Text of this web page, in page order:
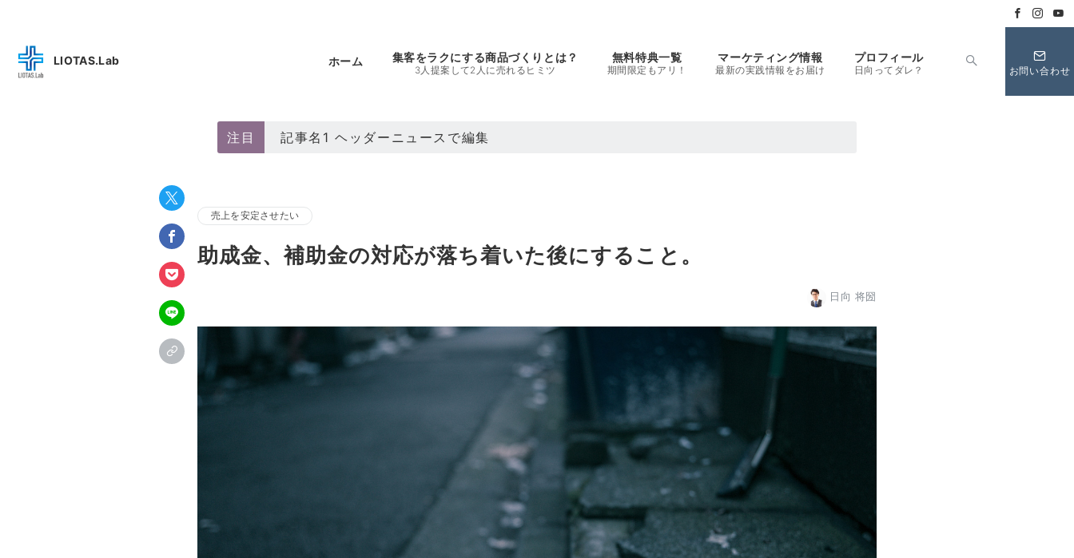
LIOTAS.Lab ホーム 集客をラクにする商品づくりとは？
3人提案して2人に売れるヒミツ
無料特典一覧
期間限定もアリ！
マーケティング情報
最新の実践情報をお届け
プロフィール
日向ってダレ？ お問い合わせ
注目 記事名1 ヘッダーニュースで編集
売上を安定させたい
助成金、補助金の対応が落ち着いた後にすること。
日向 将圀